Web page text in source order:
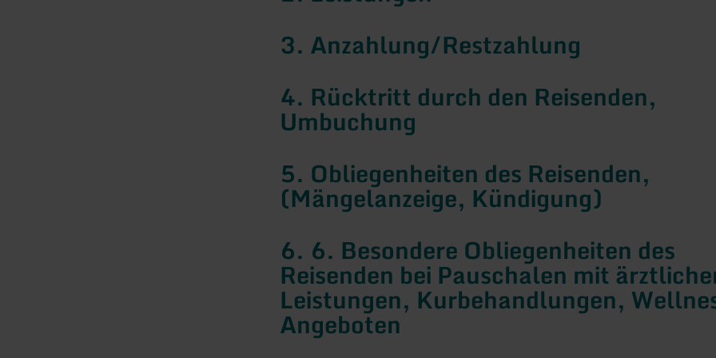
3. Anzahlung/Restzahlung
4. Rücktritt durch den Reisenden,
Umbuchung
5. Obliegenheiten des Reisenden,
(Mängelanzeige, Kündigung)
6. 6. Besondere Obliegenheiten des
Reisenden bei Pauschalen mit
Leistungen, Kurbehandlungen,
Angeboten